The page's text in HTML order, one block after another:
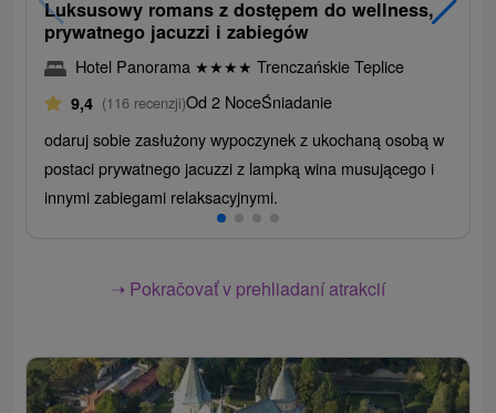
Luksusowy romans z dostępem do wellness,
prywatnego jacuzzi i zabiegów
Hotel Panorama ★★★★ Trenczańskie Teplice
9,4 (116 recenzji)Od 2 NoceŚniadanie
odaruj sobie zasłużony wypoczynek z ukochaną osobą w
postaci prywatnego jacuzzi z lampką wina musującego i
innymi zabiegami relaksacyjnymi.
➝ Pokračovať v prehliadaní atrakcií